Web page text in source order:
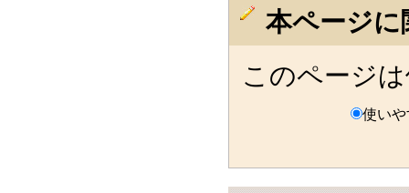
本ページ
このページ
使い